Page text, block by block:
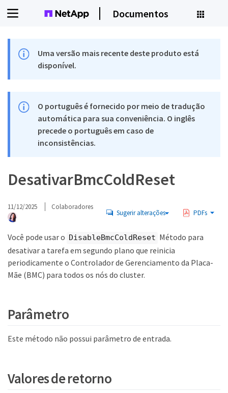
Documentos
Uma versão mais recente deste produto está
disponível.
O português é fornecido por meio de tradução
automática para sua conveniência. O inglês
precede o português em caso de
inconsistências.
DesativarBmcColdReset
11/12/2025 Colaboradores
Sugerir alterações PDFs
Você pode usar o DisableBmcColdReset Método para
desativar a tarefa em segundo plano que reinicia
periodicamente o Controlador de Gerenciamento da Placa-
Mãe (BMC) para todos os nós do cluster.
Parâmetro
Este método não possui parâmetro de entrada.
Valores de retorno